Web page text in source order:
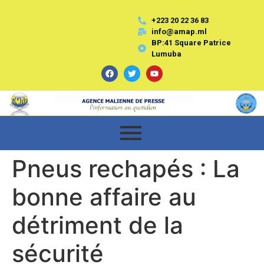
+223 20 22 36 83
info@amap.ml
BP:41 Square Patrice
Lumuba
Pneus rechapés : La
bonne affaire au
détriment de la
sécurité